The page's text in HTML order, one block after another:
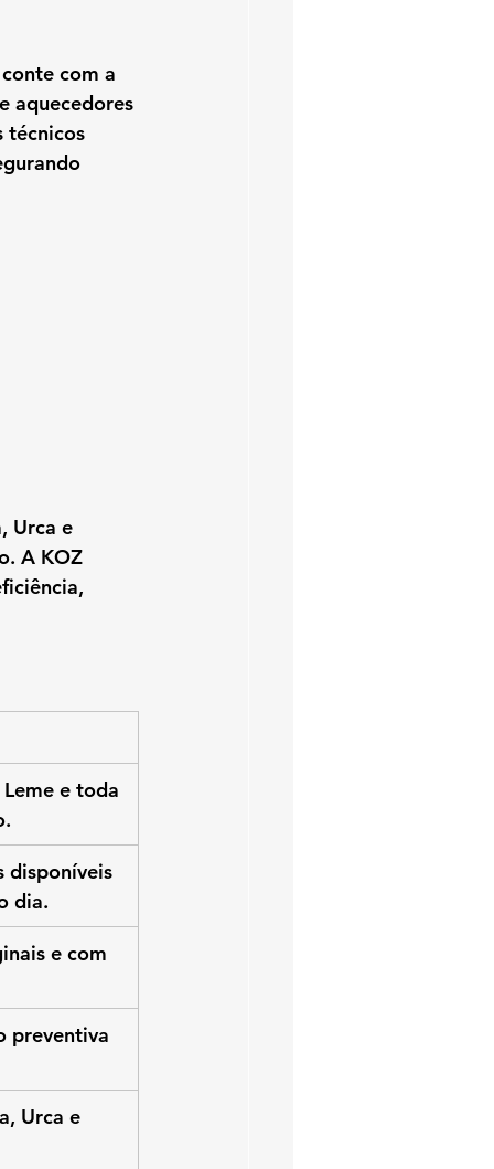
com a
aquecedores
técnicos
Urca e
. A KOZ
e toda
disponíveis
dia.
e com
preventiva
Urca e